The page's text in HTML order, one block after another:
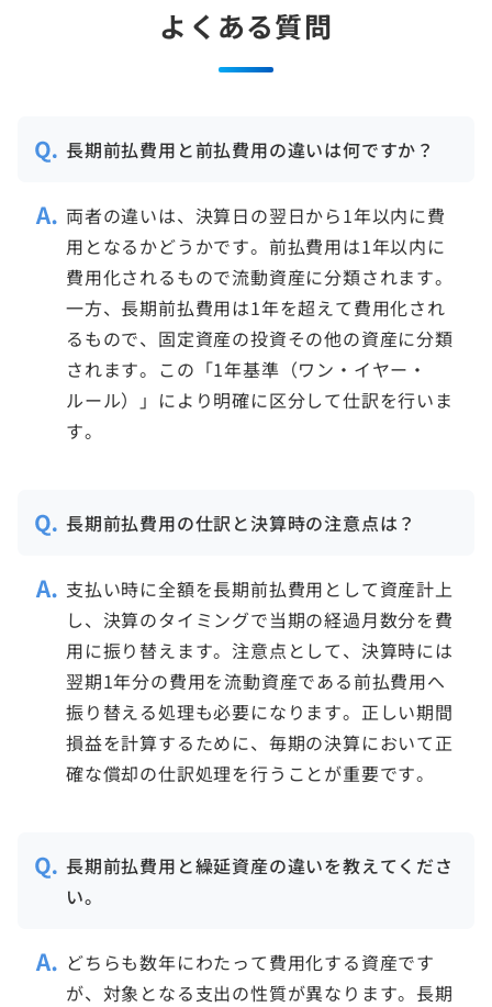
よくある質問
長期前払費用と前払費用の違いは何ですか？
両者の違いは、決算日の翌日から1年以内に費
用となるかどうかです。前払費用は1年以内に
費用化されるもので流動資産に分類されます。
一方、長期前払費用は1年を超えて費用化され
るもので、固定資産の投資その他の資産に分類
されます。この「1年基準（ワン・イヤー・
ルール）」により明確に区分して仕訳を行いま
す。
長期前払費用の仕訳と決算時の注意点は？
支払い時に全額を長期前払費用として資産計上
し、決算のタイミングで当期の経過月数分を費
用に振り替えます。注意点として、決算時には
翌期1年分の費用を流動資産である前払費用へ
振り替える処理も必要になります。正しい期間
損益を計算するために、毎期の決算において正
確な償却の仕訳処理を行うことが重要です。
長期前払費用と繰延資産の違いを教えてくださ
い。
どちらも数年にわたって費用化する資産です
が、対象となる支出の性質が異なります。長期